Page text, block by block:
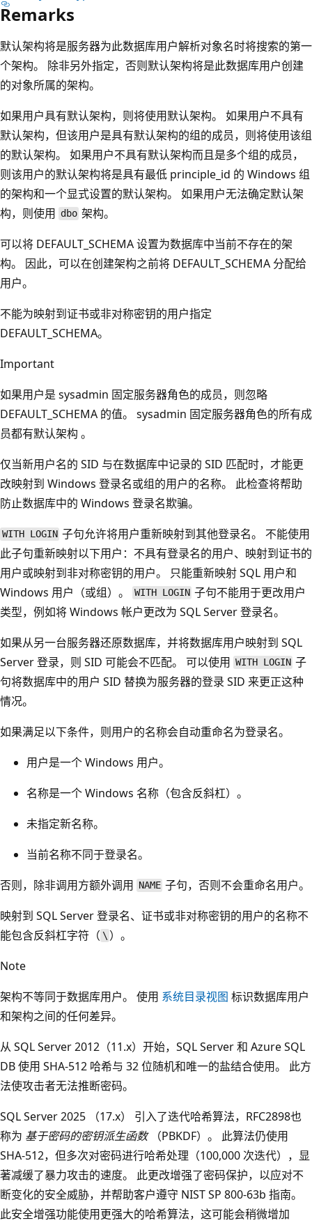
Remarks
默认架构将是服务器为此数据库用户解析对象名时将搜索的第一
个架构。 除非另外指定，否则默认架构将是此数据库用户创建
的对象所属的架构。
如果用户具有默认架构，则将使用默认架构。 如果用户不具有
默认架构，但该用户是具有默认架构的组的成员，则将使用该组
的默认架构。 如果用户不具有默认架构而且是多个组的成员，
则该用户的默认架构将是具有最低 principle_id 的 Windows 组
的架构和一个显式设置的默认架构。 如果用户无法确定默认架
构，则使用 dbo 架构。
可以将 DEFAULT_SCHEMA 设置为数据库中当前不存在的架
构。 因此，可以在创建架构之前将 DEFAULT_SCHEMA 分配给
用户。
不能为映射到证书或非对称密钥的用户指定
DEFAULT_SCHEMA。
Important
如果用户是 sysadmin 固定服务器角色的成员，则忽略
DEFAULT_SCHEMA 的值。 sysadmin 固定服务器角色的所有成
员都有默认架构 。
仅当新用户名的 SID 与在数据库中记录的 SID 匹配时，才能更
改映射到 Windows 登录名或组的用户的名称。 此检查将帮助
防止数据库中的 Windows 登录名欺骗。
WITH LOGIN 子句允许将用户重新映射到其他登录名。 不能使用
此子句重新映射以下用户：不具有登录名的用户、映射到证书的
用户或映射到非对称密钥的用户。 只能重新映射 SQL 用户和
Windows 用户（或组）。
WITH LOGIN 子句不能用于更改用户
类型，例如将 Windows 帐户更改为 SQL Server 登录名。
如果从另一台服务器还原数据库，并将数据库用户映射到 SQL
Server 登录，则 SID 可能会不匹配。 可以使用 WITH LOGIN 子
句将数据库中的用户 SID 替换为服务器的登录 SID 来更正这种
情况。
如果满足以下条件，则用户的名称会自动重命名为登录名。
用户是一个 Windows 用户。
名称是一个 Windows 名称（包含反斜杠）。
未指定新名称。
当前名称不同于登录名。
否则，除非调用方额外调用 NAME 子句，否则不会重命名用户。
映射到 SQL Server 登录名、证书或非对称密钥的用户的名称不
能包含反斜杠字符（ \ ）。
Note
架构不等同于数据库用户。 使用 系统目录视图 标识数据库用户
和架构之间的任何差异。
从 SQL Server 2012（11.x）开始，SQL Server 和 Azure SQL
DB 使用 SHA-512 哈希与 32 位随机和唯一的盐结合使用。 此方
法使攻击者无法推断密码。
SQL Server 2025 （17.x） 引入了迭代哈希算法，RFC2898也
称为 基于密码的密钥派生函数（PBKDF）。 此算法仍使用
SHA-512，但多次对密码进行哈希处理（100,000 次迭代），显
著减缓了暴力攻击的速度。 此更改增强了密码保护，以应对不
断变化的安全威胁，并帮助客户遵守 NIST SP 800-63b 指南。
此安全增强功能使用更强大的哈希算法，这可能会稍微增加